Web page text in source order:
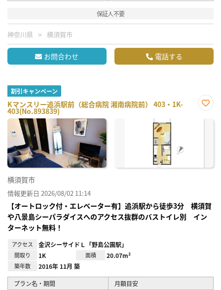
保証人不要
神奈川県 横須賀市
お問合わせ 電話する
割引キャンペーン
Kマンスリー追浜駅前（総合病院 湘南病院前） 403・1K-
403(No.893839)
に入
横須賀市
情報更新日 2026/08/02 11:14
【オートロック付・エレベーター有】追浜駅から徒歩3分 横須賀
や八景島シーパラダイスへのアクセス抜群のバストイレ別 イン
ターネット無料！
アクセス 金沢シーサイドＬ「野島公園駅」
間取り 1K 面積 20.07m²
築年数 2016年 11月 築
プラン名・期間 月額目安